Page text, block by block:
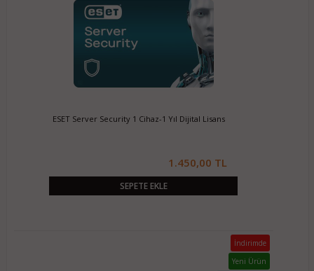
ESET Server Security 1 Cihaz-1 Yıl Dijital Lisans
1.450,00 TL
SEPETE EKLE
İndirimde
Yeni Ürün